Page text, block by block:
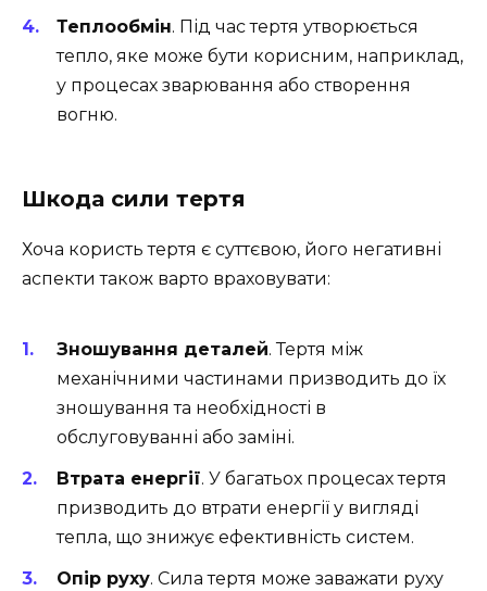
Теплообмін. Під час тертя утворюється
тепло, яке може бути корисним, наприклад,
у процесах зварювання або створення
вогню.
Шкода сили тертя
Хоча користь тертя є суттєвою, його негативні
аспекти також варто враховувати:
Зношування деталей. Тертя між
механічними частинами призводить до їх
зношування та необхідності в
обслуговуванні або заміні.
Втрата енергії. У багатьох процесах тертя
призводить до втрати енергії у вигляді
тепла, що знижує ефективність систем.
Опір руху. Сила тертя може заважати руху